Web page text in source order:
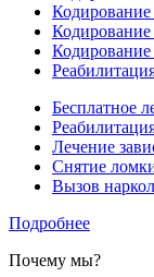
Кодирование
Бесплатное
Лечение
Снятие
Вызов
Подробнее
Почему мы?